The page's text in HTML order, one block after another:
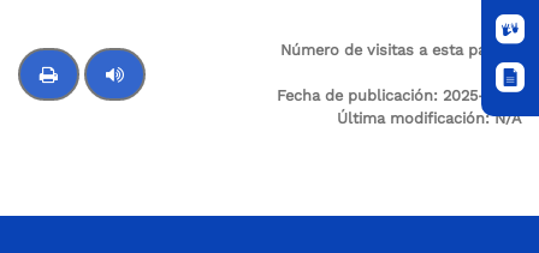
Número de visitas a esta página:
255
Fecha de publicación: 2025-12-21
Última modificación:N/A